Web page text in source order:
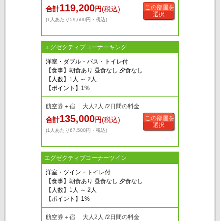
合計119,200円(税込)
(1人あたり59,600円・税込)
この部屋を
選択
エグゼクティブコーナーキング
洋室・ダブル・バス・トイレ付
【食事】朝食あり 昼食なし 夕食なし
【人数】1人 ～ 2人
【ポイント】1%
航空券＋宿 大人2人 /2日間の料金
合計135,000円(税込)
(1人あたり67,500円・税込)
この部屋を
選択
エグゼクティブコーナーツイン
洋室・ツイン・トイレ付
【食事】朝食あり 昼食なし 夕食なし
【人数】1人 ～ 2人
【ポイント】1%
航空券＋宿 大人2人 /2日間の料金